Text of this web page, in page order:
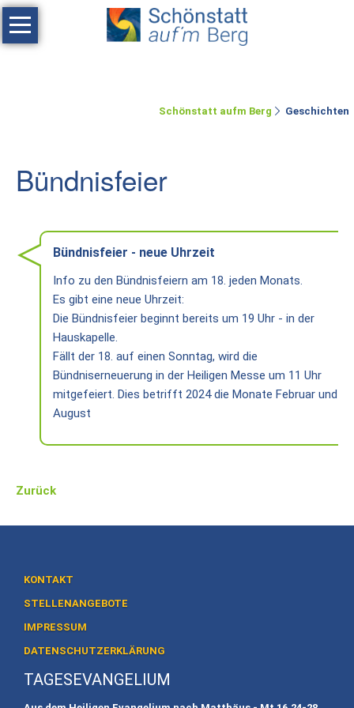
Navigation
überspringen
feiern
Zimmer
Ferienwohnung
Umgebung
Schönstatt-
Heiligtum
Preise
Termine
Gottesdienste
Für
Kinder
Schönstatt aufm Berg Geschichten
Bündnisfeier
Bündnisfeier - neue Uhrzeit
Info zu den Bündnisfeiern am 18. jeden Monats.
Es gibt eine neue Uhrzeit:
Die Bündnisfeier beginnt bereits um 19 Uhr - in der
Hauskapelle.
Fällt der 18. auf einen Sonntag, wird die
Bündniserneuerung in der Heiligen Messe um 11 Uhr
mitgefeiert. Dies betrifft 2024 die Monate Februar und
August
Zurück
KONTAKT
STELLENANGEBOTE
IMPRESSUM
DATENSCHUTZERKLÄRUNG
TAGESEVANGELIUM